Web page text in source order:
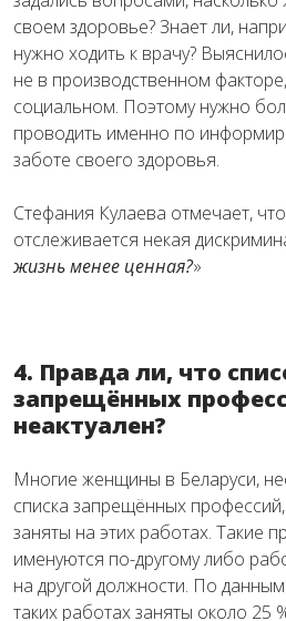
своем здоровье? Знает ли,
нужно ходить к врачу?
не в производственном
социальном. Поэтому нужно
проводить именно по
заботе своего здоровья.
Стефания Кулаева отмечает,
отслеживается некая
жизнь менее ценная?»
4. Правда ли, что
запрещённых
неактуален?
Многие женщины в Беларуси,
списка запрещённых
заняты на этих работах. Такие
именуются по-другому либо
на другой должности. По
таких работах заняты около 25